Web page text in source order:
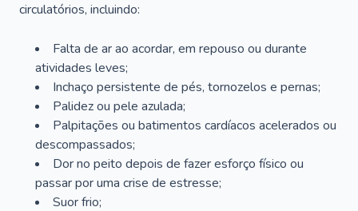
circulatórios, incluindo:
Falta de ar ao acordar, em repouso ou durante
atividades leves;
Inchaço persistente de pés, tornozelos e pernas;
Palidez ou pele azulada;
Palpitações ou batimentos cardíacos acelerados ou
descompassados;
Dor no peito depois de fazer esforço físico ou
passar por uma crise de estresse;
Suor frio;